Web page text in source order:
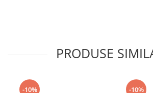
PRODUSE
-10% -10%